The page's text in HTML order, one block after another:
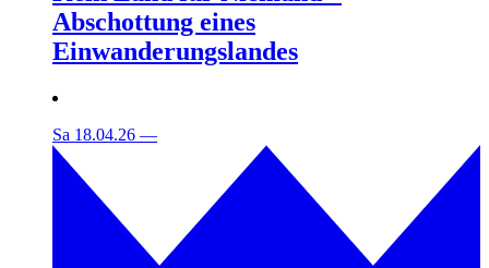
Abschottung eines
Einwanderungslandes
Sa 18.04.26 —